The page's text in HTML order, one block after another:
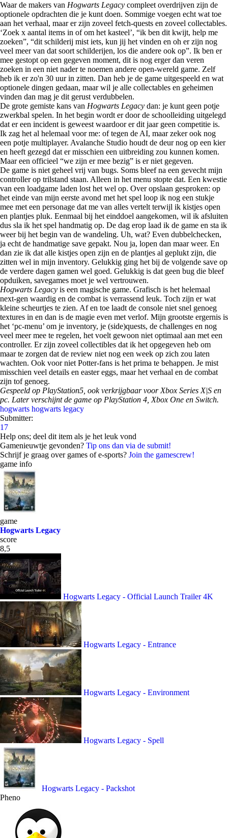
Waar de makers van Hogwarts Legacy compleet overdrijven zijn de
optionele opdrachten die je kunt doen. Sommige voegen echt wat toe
aan het verhaal, maar er zijn zoveel fetch-quests en zoveel collectables.
‘Zoek x aantal items in of om het kasteel’, “ik ben dit kwijt, help me
zoeken”, “dit schilderij mist iets, kun jij het vinden en oh er zijn nog
veel meer van dat soort schilderijen, los die andere ook op”. Ik ben er
mee gestopt op een gegeven moment, dit is nog erger dan veren
zoeken in een niet nader te noemen andere open-wereld game. Zelf
heb ik er zo'n 30 uur in zitten. Dan heb je de game uitgespeeld en wat
optionele dingen gedaan, maar wil je alle collectables en geheimen
vinden dan mag je dit gerust verdubbelen.
De grote gemiste kans van Hogwarts Legacy dan: je kunt geen potje
zwerkbal spelen. In het begin wordt er door de schoolleiding uitgelegd
dat er een incident is geweest waardoor er dit jaar geen competitie is.
Ik zag het al helemaal voor me: of tegen de AI, maar zeker ook nog
een potje multiplayer. Avalanche Studio houdt de deur nog op een kier
en heeft gezegd dat er misschien een uitbreiding zou kunnen komen.
Maar een officieel “we zijn er mee bezig” is er niet gegeven.
De game is niet geheel vrij van bugs. Soms bleef na een gevecht mijn
controller op trilstand staan. Alleen in het menu stopte dat. Een kwestie
van een loadgame laden lost het wel op. Over opslaan gesproken: op
het einde van mijn eerste avond met het spel loop ik nog een stukje
mee met een personage dat me van alles vertelt terwijl ik kistjes open
en plantjes pluk. Eenmaal bij het einddoel aangekomen, wil ik afsluiten
dus sla ik het spel handmatig op. De dag erop laad ik de game en sta ik
weer bij het begin van de wandeling. Uh, wat? Even dubbelchecken,
ja echt de handmatige save gepakt. Nou ja, lopen dan maar weer. En
dan zie ik dat alle kistjes open zijn en de plantjes al geplukt zijn, die
zitten wel in mijn inventory. Gelukkig ging het bij de volgende save op
de verdere dagen gamen wel goed. Gelukkig is dat geen bug die bleef
opduiken, savegames moet je wel vertrouwen.
Hogwarts Legacy is een magische game. Grafisch is het helemaal
next-gen waardig en de combat is verrassend leuk. Toch zijn er wat
kleine scheurtjes te zien. Af en toe laadt de console niet snel genoeg
textures in en dan is de magie even met verlof. Mijn grootste ergernis is
het ‘pc-menu’ om je inventory, je (side)quests, de challenges en nog
veel meer mee te regelen, het voelt gewoon niet optimaal aan met een
controller. Er zijn zoveel collectibles dat ik het opgegeven heb om
maar te zorgen dat de review niet nog een week op zich zou laten
wachten. Ook voor niet Potter-fans is het prima te behappen. Je mist
misschien veel details en easter eggs, maar het verhaal en de combat
zijn tof genoeg.
Gespeeld op PlayStation5, ook verkrijgbaar voor Xbox Series X|S en
pc. Later verschijnt de game op PlayStation 4, Xbox One en Switch.
hogwarts hogwarts legacy
Submitter:
17
Help ons; deel dit item als je het leuk vond
Gamenieuwtje gevonden? Tip ons dan via de submit!
Schrijf je graag over games of e-sports? Join the gamescrew!
game info
game
Hogwarts Legacy
score
8,5
Hogwarts Legacy - Official Launch Trailer 4K
Hogwarts Legacy - Entrance
Hogwarts Legacy - Environment
Hogwarts Legacy - Spell
Hogwarts Legacy - Packshot
Pheno